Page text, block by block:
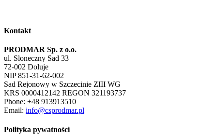
Kontakt
PRODMAR Sp. z o.o.
ul. Sloneczny Sad 33
72-002 Doluje
NIP 851-31-62-002
Sad Rejonowy w Szczecinie ZIII WG
KRS 0000412142 REGON 321193737
Phone: +48 913913510
Email: info@csprodmar.pl
Polityka pywatności